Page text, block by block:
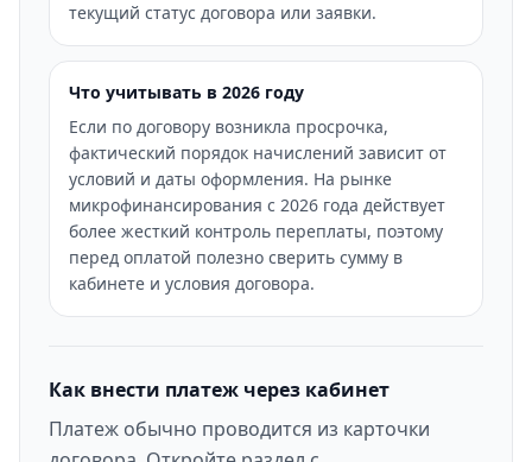
текущий статус договора или заявки.
Что учитывать в 2026 году
Если по договору возникла просрочка,
фактический порядок начислений зависит от
условий и даты оформления. На рынке
микрофинансирования с 2026 года действует
более жесткий контроль переплаты, поэтому
перед оплатой полезно сверить сумму в
кабинете и условия договора.
Как внести платеж через кабинет
Платеж обычно проводится из карточки